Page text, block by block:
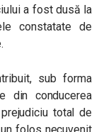
a fost dusă la
constatate de
sub forma
din conducerea
total de